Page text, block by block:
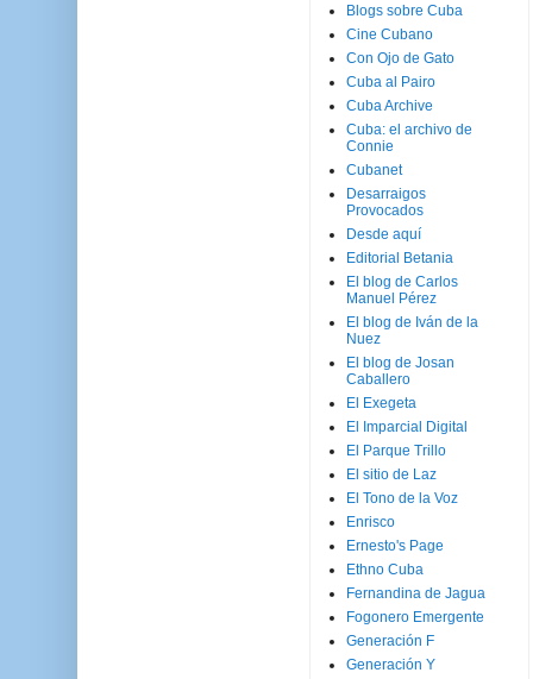
Blogs sobre Cuba
Cine Cubano
Con Ojo de Gato
Cuba al Pairo
Cuba Archive
Cuba: el archivo de
Connie
Cubanet
Desarraigos
Provocados
Desde aquí
Editorial Betania
El blog de Carlos
Manuel Pérez
El blog de Iván de la
Nuez
El blog de Josan
Caballero
El Exegeta
El Imparcial Digital
El Parque Trillo
El sitio de Laz
El Tono de la Voz
Enrisco
Ernesto's Page
Ethno Cuba
Fernandina de Jagua
Fogonero Emergente
Generación F
Generación Y